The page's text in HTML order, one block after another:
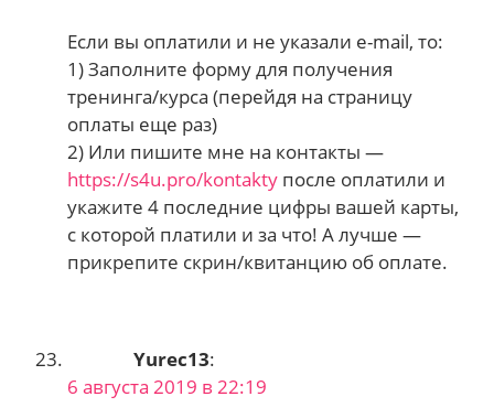
Если вы оплатили и не указали e-mail, то:
1) Заполните форму для получения
тренинга/курса (перейдя на страницу
оплаты еще раз)
2) Или пишите мне на контакты —
https://s4u.pro/kontakty после оплатили и
укажите 4 последние цифры вашей карты,
с которой платили и за что! А лучше —
прикрепите скрин/квитанцию об оплате.
Yurec13:
6 августа 2019 в 22:19